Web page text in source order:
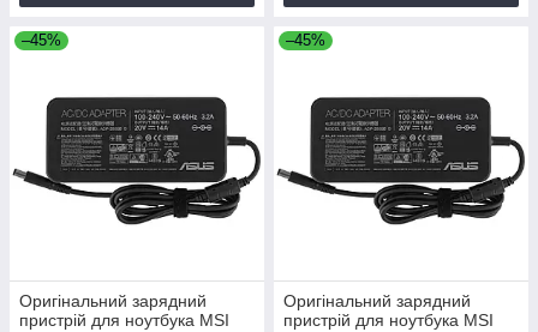
–45%
Оригінальний зарядний
пристрій для ноутбука MSI
–45%
Оригінальний зарядний
пристрій для ноутбука MSI